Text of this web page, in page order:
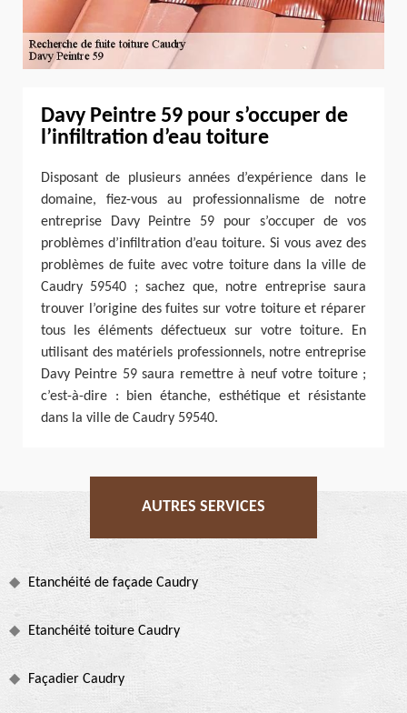
Davy Peintre 59 pour s’occuper de
l’infiltration d’eau toiture
Disposant de plusieurs années d’expérience dans le
domaine, fiez-vous au professionnalisme de notre
entreprise Davy Peintre 59 pour s’occuper de vos
problèmes d’infiltration d’eau toiture. Si vous avez des
problèmes de fuite avec votre toiture dans la ville de
Caudry 59540 ; sachez que, notre entreprise saura
trouver l’origine des fuites sur votre toiture et réparer
tous les éléments défectueux sur votre toiture. En
utilisant des matériels professionnels, notre entreprise
Davy Peintre 59 saura remettre à neuf votre toiture ;
c’est-à-dire : bien étanche, esthétique et résistante
dans la ville de Caudry 59540.
AUTRES SERVICES
Etanchéité de façade Caudry
Etanchéité toiture Caudry
Façadier Caudry